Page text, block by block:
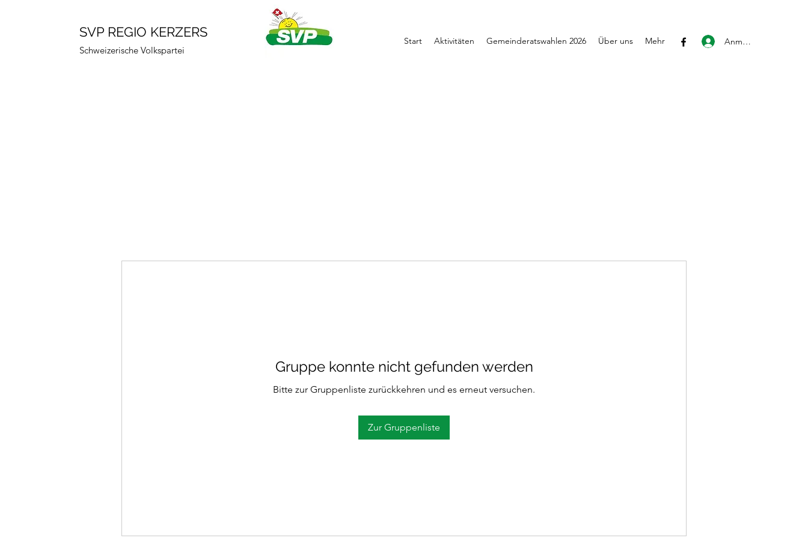
SVP REGIO KERZERS
Schweizerische Volkspartei
Start Aktivitäten Gemeinderatswahlen 2026 Über uns Mehr Anmelden
Gruppe konnte nicht gefunden werden
Bitte zur Gruppenliste zurückkehren und es erneut versuchen.
Zur Gruppenliste